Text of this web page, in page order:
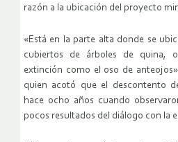
razón a la ubicación del proyecto
«Está en la parte alta donde se
cubiertos de árboles de quina,
extinción como el oso de
quien acotó que el descontento
hace ocho años cuando
pocos resultados del diálogo con la